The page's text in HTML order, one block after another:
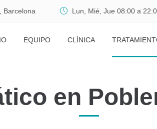
Barcelona Lun, Mié, Jue 08:00 a
EQUIPO CLÍNICA
en